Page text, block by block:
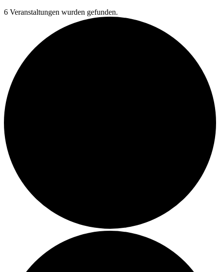
6 Veranstaltungen wurden gefunden.